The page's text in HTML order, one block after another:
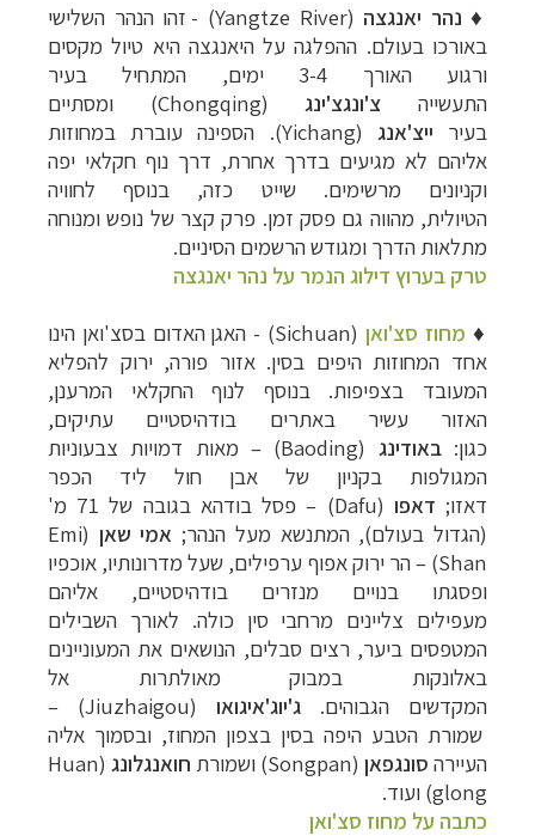
♦ נהר יאנגצה (
Yangtze River
)
- זהו הנהר השלישי
באורכו בעולם. ההפלגה על היאנגצה היא טיול מקסים
ורגוע האורך 3-4 ימים, המתחיל בעיר
התעשייה צ'ונגצ'ינג (
Chongqing) ומסתיים
בעיר ייצ'אנג (
Yichang). הספינה עוברת במחוזות
אליהם לא מגיעים בדרך אחרת, דרך נוף חקלאי יפה
וקניונים מרשימים. שייט כזה, בנוסף לחוויה
הטיולית, מהווה גם פסק זמן. פרק קצר של נופש ומנוחה
מתלאות הדרך ומגודש הרשמים הסיניים.
טרק בערוץ דילוג הנמר על נהר יאנגצה
♦ מחוז סצ'ואן (
Sichuan
)
- האגן האדום בסצ'ואן הינו
אחד המחוזות היפים בסין. אזור פורה, ירוק להפליא
המעובד בצפיפות. בנוסף לנוף החקלאי המרענן,
האזור עשיר באתרים בודהיסטיים עתיקים,
כגון:באודינג (
Baoding
)
– מאות דמויות צבעוניות
המגולפות בקניון של אבן חול ליד הכפר
דאזו; דאפו (
Dafu
)
–
פסל בודהא בגובה של 71 מ'
(הגדול בעולם), המתנשא מעל הנהר; אמי שאן (
Emi
Shan) – הר ירוק אפוף ערפילים, שעל מדרונותיו, אוכפיו
ופסגתו בנויים מנזרים בודהיסטיים, אליהם
מעפילים צליינים מרחבי סין כולה. לאורך השבילים
המטפסים ביער, רצים סבלים, הנושאים את המעוניינים
באלונקות במבוק מאולתרות אל
המקדשים הגבוהים. ג'יוג'איגואו (Jiuzhaigou)
–
שמורת הטבע היפה בסין בצפון המחוז, ובסמוך אליה
העיירה סונגפאן (Songpan) ושמורת חואנגלונג (
Huan
glong) ועוד.
כתבה על מחוז סצ'ואן
טיולים למזרח הרחוק
תכנון
טיולים לפולינזיה הצרפתית
לחצו לפרטים »
תכנון
טיולים לאוסטרליה וניו זילנד
לחצו לרשימת